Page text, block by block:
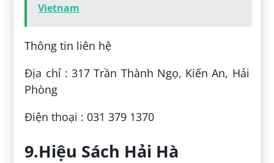
Vietnam
Thông tin liên hệ
Địa chỉ : 317 Trần Thành Ngọ, Kiến An, Hải
Phòng
Điện thoại : 031 379 1370
9.Hiệu Sách Hải Hà